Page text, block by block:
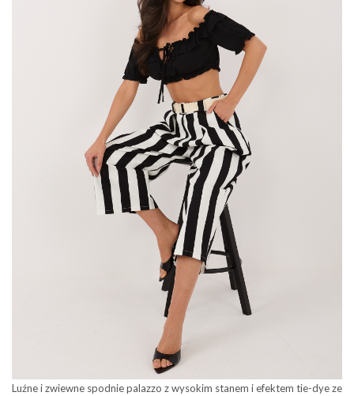
Luźne i zwiewne spodnie palazzo z wysokim stanem i efektem tie-dye ze